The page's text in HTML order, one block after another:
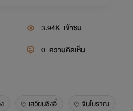
3.94K เข้าชม
0 ความคิดเห็น
เสวียนซิงอี๋
จีนโบราณ